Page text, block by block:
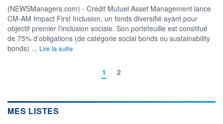
(NEWSManagers.com) - Crédit Mutuel Asset Management lance
CM-AM Impact First Inclusion, un fonds diversifié ayant pour
objectif premier l’inclusion sociale. Son portefeuille est constitué
de 75% d’obligations (de catégorie social bonds ou sustainability
bonds) ... Lire la suite
1 2
MES LISTES